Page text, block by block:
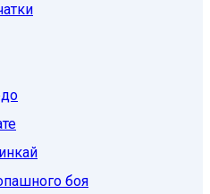
боя